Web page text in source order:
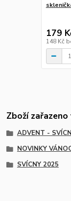
179
148 Kč
Zboží
ADVENT -
NOVINKY
SVÍCNY 2025